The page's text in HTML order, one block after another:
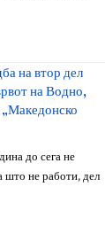
на втор дел
на Водно,
до сега не
што не работи, дел